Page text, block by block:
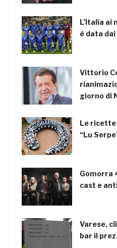
L’Italia ai
è data
Vittorio
giorno di
Le ricette
“Lu
Gomorra
cast e
Varese,
bar il